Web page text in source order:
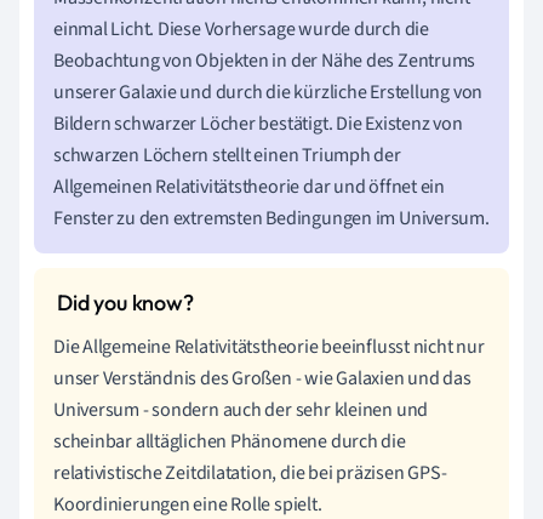
einmal Licht. Diese Vorhersage wurde durch die
Beobachtung von Objekten in der Nähe des Zentrums
unserer Galaxie und durch die kürzliche Erstellung von
Bildern schwarzer Löcher bestätigt. Die Existenz von
schwarzen Löchern stellt einen Triumph der
Allgemeinen Relativitätstheorie dar und öffnet ein
Fenster zu den extremsten Bedingungen im Universum.
Die Allgemeine Relativitätstheorie beeinflusst nicht nur
unser Verständnis des Großen - wie Galaxien und das
Universum - sondern auch der sehr kleinen und
scheinbar alltäglichen Phänomene durch die
relativistische Zeitdilatation, die bei präzisen GPS-
Koordinierungen eine Rolle spielt.